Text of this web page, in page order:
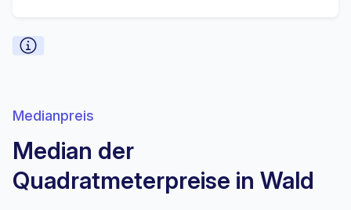
Medianpreis
Median der
Quadratmeterpreise in Wald